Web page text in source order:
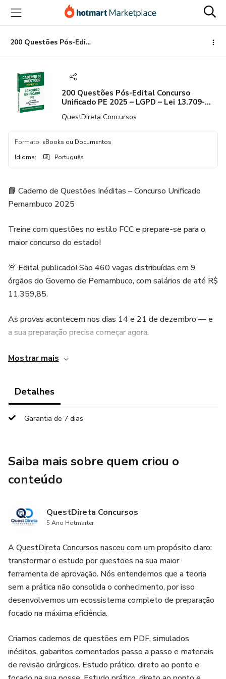
para
conteúdo
principal
para
pagamento
para
rodapé
200 Questões Pós-Edital Concurso Unificado PE 2025 – LGPD – Lei 13.709-2018 – Lei 13.853-2019 – Decreto 49.265-2020 – Níveis Médio e Superior
200 Questões Pós-Edital Concurso
Unificado PE 2025 – LGPD – Lei 13.709-
2020 – Níveis Médio e Superior
QuestDireta Concursos
Formato: eBooks ou Documentos
Idioma: Português
📘 Caderno de Questões Inéditas – Concurso Unificado
Pernambuco 2025
Treine com questões no estilo FCC e prepare-se para o
maior concurso do estado!
🚨 Edital publicado! São 460 vagas distribuídas em 9
órgãos do Governo de Pernambuco, com salários de até R$
11.359,85.
As provas acontecem nos dias 14 e 21 de dezembro — e
a sua preparação precisa começar agora.
🎯 O que você vai encontrar:
estilo real das provas.
Comentários objetivos e didáticos, para revisar com clareza
Temas filtrados com base no edital oficial: o que
realmente será cobrado.
cada minuto até a prova.
Treino certeiro: prático, focado e no mesmo padrão das
questões oficiais.
Acesso imediato (PDF): estude pelo celular, tablet ou
computador.
Versátil: útil desde a preparação inicial até a revisão final.
Zero risco: teste por 7 dias com garantia total de
Mostrar mais
Detalhes
Garantia de 7 dias
Saiba mais sobre quem criou o
conteúdo
QuestDireta Concursos
5 Ano Hotmarter
A QuestDireta Concursos nasceu com um propósito claro:
transformar o estudo por questões na sua maior
ferramenta de aprovação. Nós entendemos que a teoria
sem a prática não consolida o conhecimento, por isso
desenvolvemos um ecossistema completo de preparação
focado na máxima eficiência.
Criamos cadernos de questões em PDF, simulados
inéditos, gabaritos comentados passo a passo e materiais
de revisão cirúrgicos. Estudo prático, direto ao ponto e